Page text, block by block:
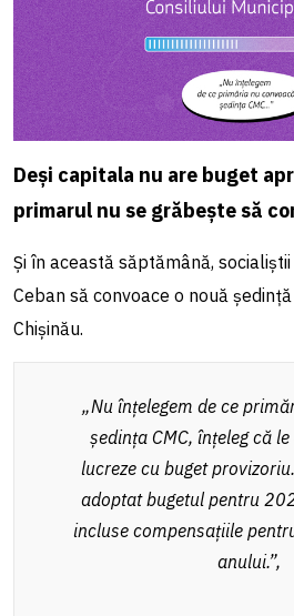
Deși capitala nu are buget
primarul nu se grăbește să
Și în această săptămână,
Ceban să convoace o nouă
Chișinău.
„Nu înțelegem de ce
ședința CMC, înțeleg că
lucreze cu buget
adoptat bugetul pentru
incluse compensațiile
anului.”,